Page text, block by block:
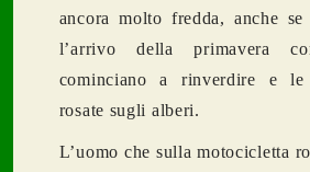
ancora molto fredda, anche
l’arrivo della primavera
cominciano a rinverdire e
rosate sugli alberi.
L’uomo che sulla motocicletta